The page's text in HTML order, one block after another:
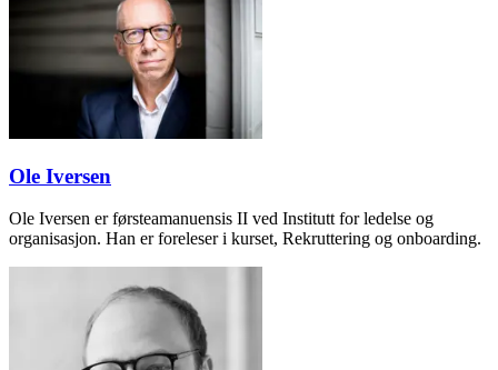
Ole Iversen
Ole Iversen er førsteamanuensis II ved Institutt for ledelse og
organisasjon. Han er foreleser i kurset, Rekruttering og onboarding.